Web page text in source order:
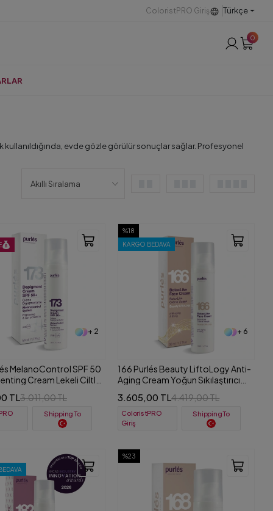
ColoristPRO Giriş Türkçe
0
kullanıldığında, evde gözle görülür sonuçlar sağlar. Profesyonel
+ 2
MelanoControl SPF 50
Cream Lekeli Ciltler
TL3.011,00 TL
Shipping To
%18
KARGO BEDAVA
+ 6
166 Purlés Beauty LiftoLogy Anti-
Aging Cream Yoğun Sıkılaştırıcı
3.605,00 TL4.419,00 TL
ColoristPRO
Giriş
Shipping To
%23